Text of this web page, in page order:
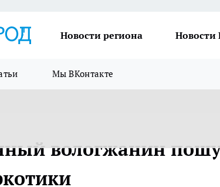
Новости региона Новости
Мы ВКонтакте
вологжанин